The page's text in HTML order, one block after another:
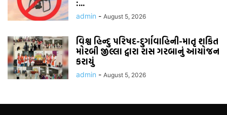
:...
admin - August 5, 2026
વિશ્વ હિન્દુ પરિષદ-દુર્ગાવાહિની-માતૃ શકિત
મોરબી જીલ્લા દ્વારા રાસ ગરબાનું આયોજન
કરાયું
admin - August 5, 2026